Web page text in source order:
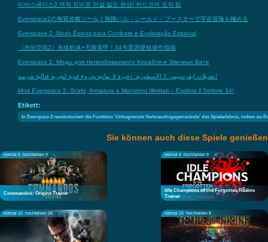
이버스페이스2 무적 장비로 전설 빌드 완성! 하드코어 조작 팁
Everspace2の無双攻略ツール！無限ハル・シールド・ブースターで宇宙冒険を極める
Everspace 2: Mods Épicos para Combate e Exploração Espacial
《永恒空间2》永续机体+无限装甲！34号星团硬核操作指南
Everspace 2: Моды для Непробиваемого Корабля и Эпичных Битв
تعديلات إيفرسبيس 2 الأسطورية: ذخيرة لا نهائية ودروع قوية لتجربة قتالية شرسة!
Mod Everspace 2: Scafo, Armatura e Munizioni Illimitati – Esplora il Settore 34!
Etikett:
In Everspace 2 revolutioniert die Funktion 'Unbegrenzte Verbrauchsgegenstände' das Spielerlebnis, indem
Sie können auch diese Spiele genießen
normal 5 hochfahren 9
Commandos: Origins Trainer
normal 4 hochfahren 9
Idle Champions of the Forgotten Realms
Trainer
normal 10 hochfahren 16 normal 23 hochfahren 8